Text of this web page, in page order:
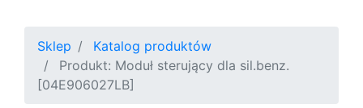
Sklep
Katalog produktów
Produkt: Moduł sterujący dla sil.benz.
[04E906027LB]